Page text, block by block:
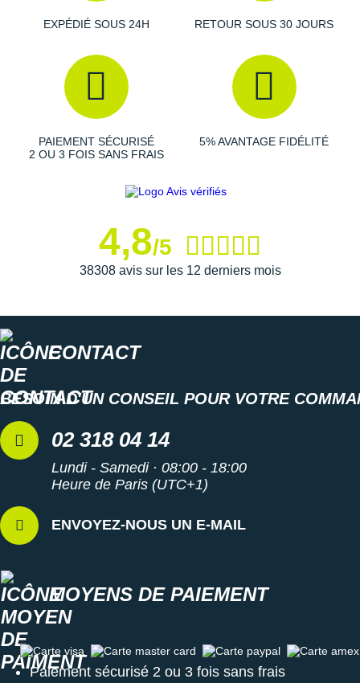
EXPÉDIÉ SOUS 24H RETOUR SOUS 30 JOURS
PAIEMENT SÉCURISÉ
2 OU 3 FOIS SANS FRAIS
5% AVANTAGE FIDÉLITÉ
4,8/5
38308 avis sur les 12 derniers mois
CONTACT
BESOIN D'UN CONSEIL POUR VOTRE
02 318 04 14
Lundi - Samedi · 08:00 - 18:00
Heure de Paris (UTC+1)
ENVOYEZ-NOUS UN E-MAIL
MOYENS DE PAIEMENT
Carte visa Carte master card Carte paypal Carte amex
Paiement sécurisé 2 ou 3 fois sans frais